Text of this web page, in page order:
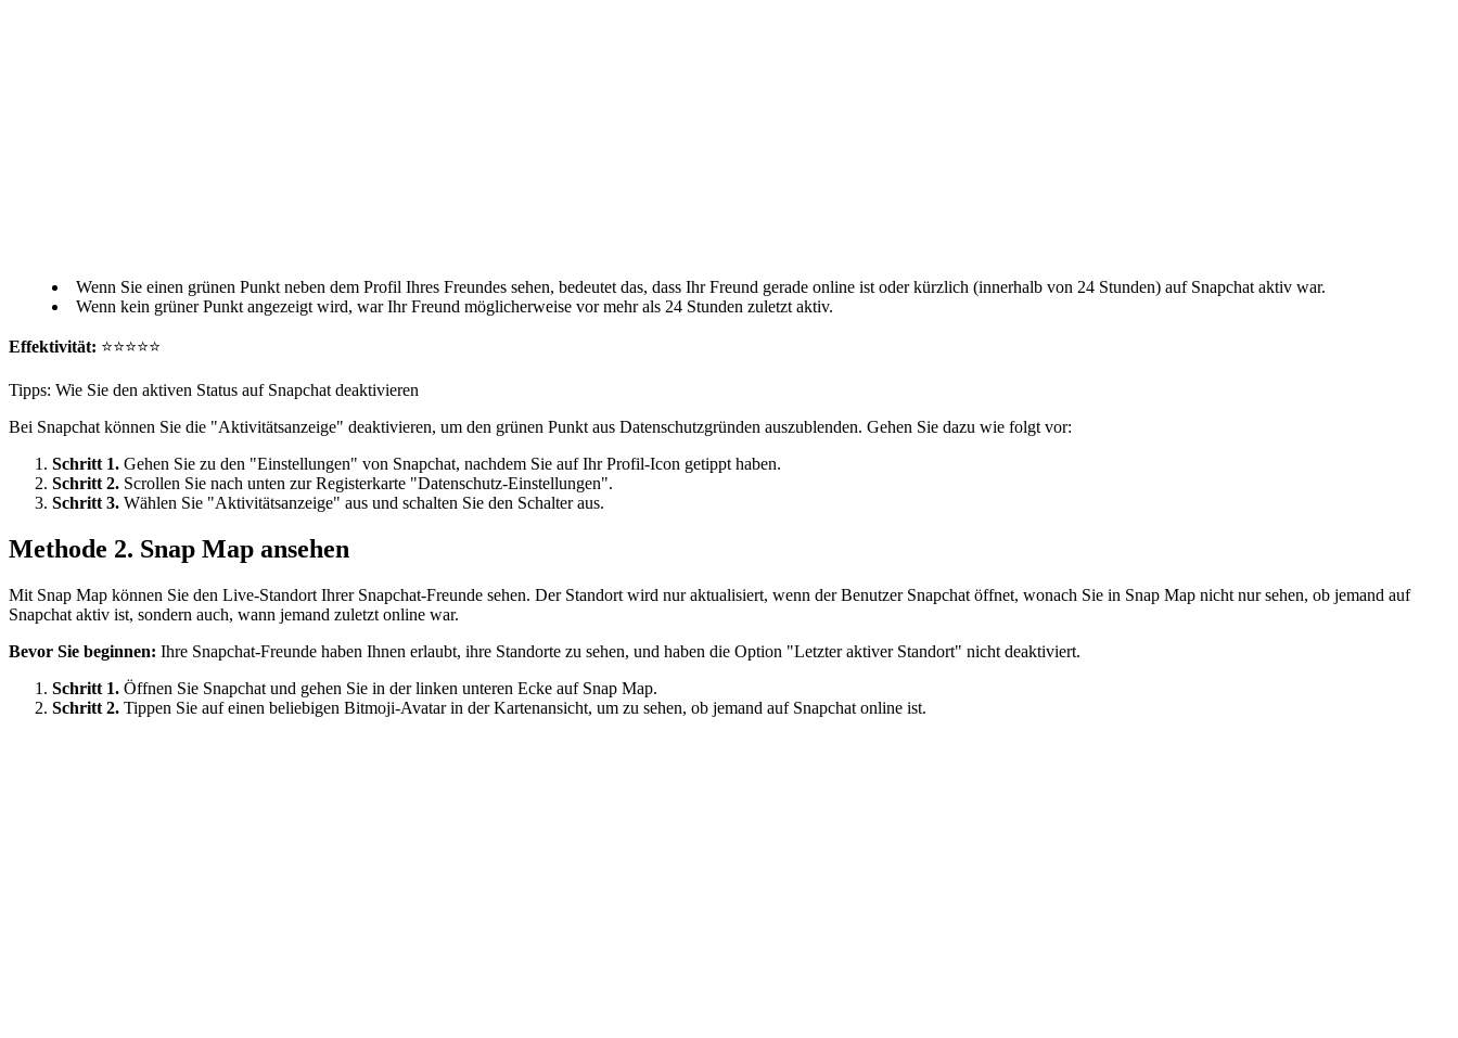
Wenn Sie einen grünen Punkt neben dem Profil Ihres Freundes sehen, bedeutet das, dass Ihr Freund gerade online ist oder kürzlich (innerhalb von 24 Stunden) auf Snapchat aktiv war.
Wenn kein grüner Punkt angezeigt wird, war Ihr Freund möglicherweise vor mehr als 24 Stunden zuletzt aktiv.
Effektivität: ⭐⭐⭐⭐⭐
Tipps: Wie Sie den aktiven Status auf Snapchat deaktivieren
Bei Snapchat können Sie die "Aktivitätsanzeige" deaktivieren, um den grünen Punkt aus Datenschutzgründen auszublenden. Gehen Sie dazu wie folgt vor:
Schritt 1. Gehen Sie zu den "Einstellungen" von Snapchat, nachdem Sie auf Ihr Profil-Icon getippt haben.
Schritt 2. Scrollen Sie nach unten zur Registerkarte "Datenschutz-Einstellungen".
Schritt 3. Wählen Sie "Aktivitätsanzeige" aus und schalten Sie den Schalter aus.
Methode 2. Snap Map ansehen
Mit Snap Map können Sie den Live-Standort Ihrer Snapchat-Freunde sehen. Der Standort wird nur aktualisiert, wenn der Benutzer Snapchat öffnet, wonach Sie in Snap Map nicht nur sehen, ob jemand auf
Snapchat aktiv ist, sondern auch, wann jemand zuletzt online war.
Bevor Sie beginnen: Ihre Snapchat-Freunde haben Ihnen erlaubt, ihre Standorte zu sehen, und haben die Option "Letzter aktiver Standort" nicht deaktiviert.
Schritt 1. Öffnen Sie Snapchat und gehen Sie in der linken unteren Ecke auf Snap Map.
Schritt 2. Tippen Sie auf einen beliebigen Bitmoji-Avatar in der Kartenansicht, um zu sehen, ob jemand auf Snapchat online ist.